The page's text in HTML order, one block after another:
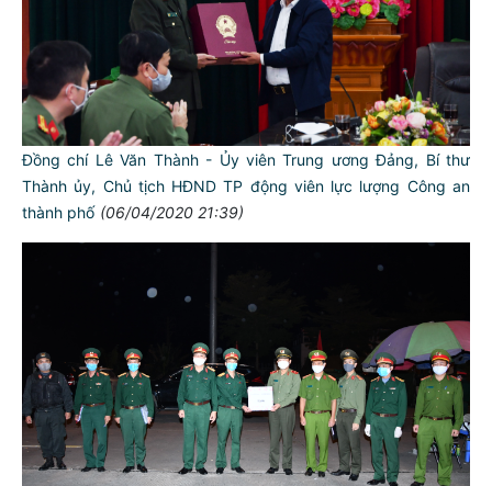
Đồng chí Lê Văn Thành - Ủy viên Trung ương Đảng, Bí thư
Thành ủy, Chủ tịch HĐND TP động viên lực lượng Công an
thành phố (06/04/2020 21:39)